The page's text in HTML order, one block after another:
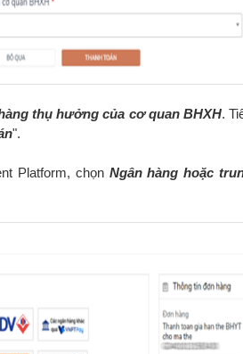
thụ hưởng của cơ quan BHXH.
".
Platform, chọn Ngân hàng hoặc